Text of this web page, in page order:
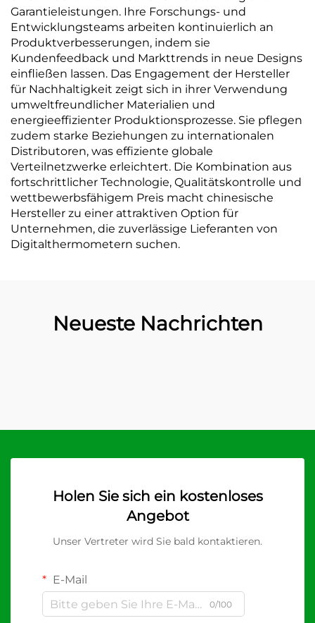
Garantieleistungen. Ihre Forschungs- und
Entwicklungsteams arbeiten kontinuierlich an
Produktverbesserungen, indem sie
Kundenfeedback und Markttrends in neue Designs
einfließen lassen. Das Engagement der Hersteller
für Nachhaltigkeit zeigt sich in ihrer Verwendung
umweltfreundlicher Materialien und
energieeffizienter Produktionsprozesse. Sie pflegen
zudem starke Beziehungen zu internationalen
Distributoren, was effiziente globale
Verteilnetzwerke erleichtert. Die Kombination aus
fortschrittlicher Technologie, Qualitätskontrolle und
wettbewerbsfähigem Preis macht chinesische
Hersteller zu einer attraktiven Option für
Unternehmen, die zuverlässige Lieferanten von
Digitalthermometern suchen.
Neueste Nachrichten
Holen Sie sich ein kostenloses
Angebot
Unser Vertreter wird Sie bald kontaktieren.
E-Mail
0/100